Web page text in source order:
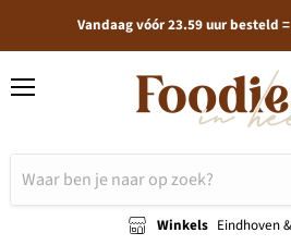
Vandaag vóór 23.59 uur besteld
Winkels Eindhoven